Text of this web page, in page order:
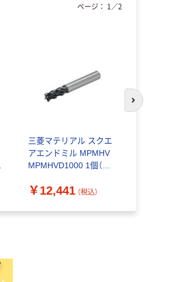
三菱マテリアル スクエ
アエンドミル MPMHV
MPMHVD1000 1個（直
￥12,441 （税込）
ページ： 1 ／2
次のスライド